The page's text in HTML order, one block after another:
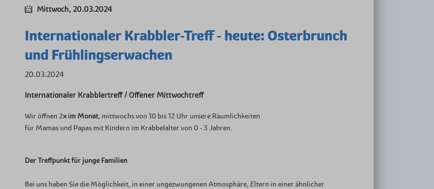
Treff
Mittwoch, 20.03.2024
Internationaler Krabbler-Treff - heute: Osterbrunch
und Frühlingserwachen
20.03.2024
Internationaler Krabblertreff / Offener Mittwochtreff
Wir öffnen 2x im Monat, mittwochs von 10 bis 12 Uhr unsere Räumlichkeiten
für Mamas und Papas mit Kindern im Krabbelalter von 0 - 3 Jahren.
Der Treffpunkt für junge Familien
Bei uns haben Sie die Möglichkeit, in einer ungezwungenen Atmosphäre, Eltern in einer ähnlicher